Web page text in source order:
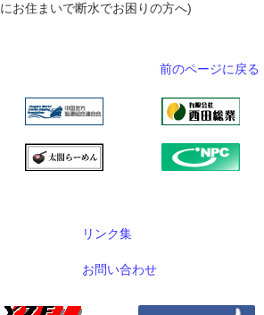
お住まいで断水でお困りの方へ)
前のページに戻る
リンク集
お問い合わせ